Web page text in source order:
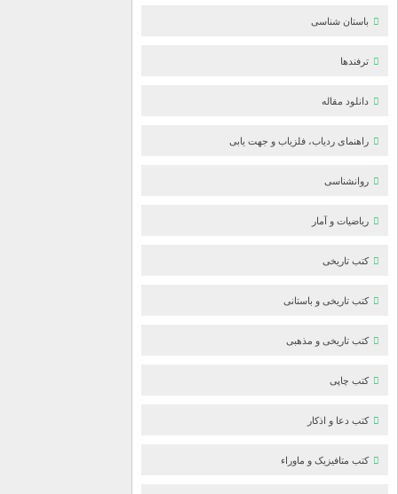
باستان شناسی
ترفندها
دانلود مقاله
راهنمای ردیاب، فلزیاب و جهت یابی
روانشناسی
ریاضیات و آمار
کتب تاریخی
کتب تاریخی و باستانی
کتب تاریخی و مذهبی
کتب چاپی
کتب دعا و اذکار
کتب متافیزیک و ماوراء